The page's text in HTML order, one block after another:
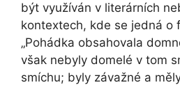
být využíván v literárních
kontextech, kde se jedná o
„Pohádka obsahovala
však nebyly domelé v tom
smíchu; byly závažné a